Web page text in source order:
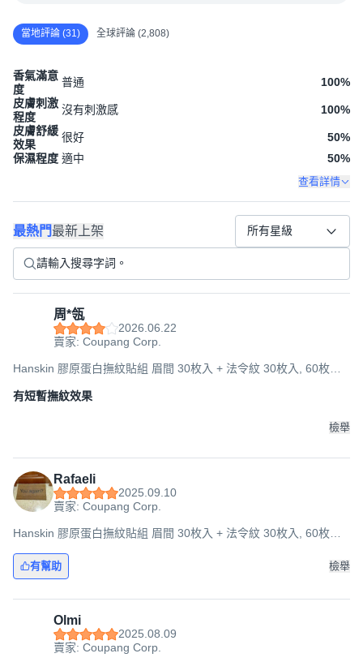
當地評論 (31) 全球評論 (2,808)
香氣滿意
度
普通 100%
皮膚刺激
程度
沒有刺激感 100%
皮膚舒緩
效果
很好 50%
保濕程度 適中 50%
查看詳情
最熱門最新上架 所有星級
周*瓴
2026.06.22
賣家: Coupang Corp.
Hanskin 膠原蛋白撫紋貼組 眉間 30枚入 + 法令紋 30枚入, 60枚入,
有短暫撫紋效果
檢舉
Rafaeli
2025.09.10
賣家: Coupang Corp.
Hanskin 膠原蛋白撫紋貼組 眉間 30枚入 + 法令紋 30枚入, 60枚入,
有幫助 檢舉
Olmi
2025.08.09
賣家: Coupang Corp.